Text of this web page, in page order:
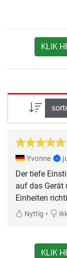
KLIK
Yvonne
Der tiefe
auf das Gerät
Einheiten
Nyttig •
KLIK